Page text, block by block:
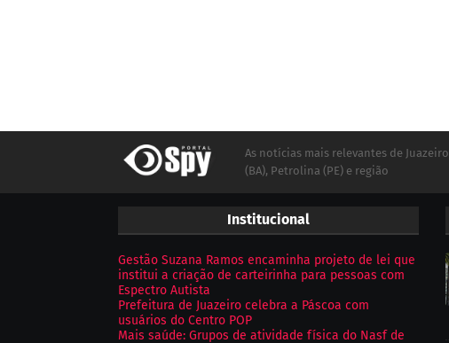
As notícias mais relevantes de Juazeiro
(BA), Petrolina (PE) e região
Institucional
Gestão Suzana Ramos encaminha projeto de lei que
institui a criação de carteirinha para pessoas com
Espectro Autista
Prefeitura de Juazeiro celebra a Páscoa com
usuários do Centro POP
Mais saúde: Grupos de atividade física do Nasf de